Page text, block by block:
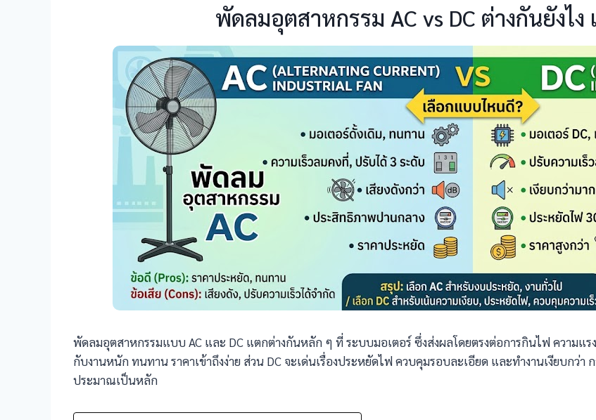
พัดลมอุตสาหกรรม AC vs DC ต่างกันยังไ
พัดลมอุตสาหกรรมแบบ AC และ DC แตกต่างกันหลัก ๆ ที่ ระบบมอเตอร์ ซึ่งส่งผลโดยตรงต่อการกินไฟ ความแร
กับงานหนัก ทนทาน ราคาเข้าถึงง่าย ส่วน DC จะเด่นเรื่องประหยัดไฟ ควบคุมรอบละเอียด และทำงานเงียบก
ประมาณเป็นหลัก